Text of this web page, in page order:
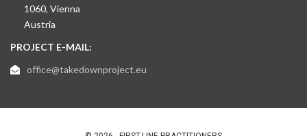
1060, Vienna
Austria
PROJECT E-MAIL:
office@takedownproject.eu